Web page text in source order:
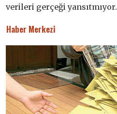
verileri gerçeği yansıtmıyor.
Haber Merkezi